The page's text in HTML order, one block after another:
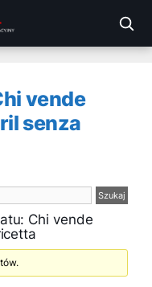
vende
senza
Chi vende